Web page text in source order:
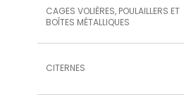
CAGES VOLIÈRES, POULAILLERS ET
BOÎTES MÉTALLIQUES
CITERNES